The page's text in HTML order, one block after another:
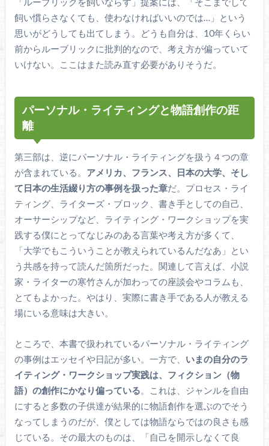
飼い慣らさなくても、使わなければいいのでは…」という
思いがどうしても出てしまう。どうも自分は、10年くらい
前からルーブリックに批判的なので、考え方が偏っていて
いけない。ここはまた読み直す必要がありそうだ。
パーソナル・ライティングと物語創作の距
離
第三部は、逆にパーソナル・ライティングを扱う４つの章
が含まれている。 アメリカ、フランス、日本の大学、そし
て日本の生活綴り方の事例を扱った章だ。プロセス・ライ
ティング、ライターズ・ブロック、書き手としての自己、
オーサーシップなど、ライティング・ワークショップを実
践する僕にとってなじみのある言葉や考え方が多くて、
「大学でもこういうことが教えられているんだなあ」とい
う共感を持って読んだ箇所だった。関連して言えば、小説
家・ライターの寒竹さんが加わっての座談会やコラムも、
とてもよかった。やはり、実際に書き手である人が教える
場にいる意味は大きい。
ところで、本書で扱われているパーソナル・ライティング
の事例はエッセイや日記が多い。一方で、 いまの自分のラ
イティング・ワークショップ実践は、フィクション（物
語）の創作にかなり偏っている。これは、ジャンルを自由
にすると多数の子供達が結果的に物語創作を選ぶのでそう
なってしまうのだが、僕としては物語ならではの良さも感
じている。その最大のものは、「自己を開示しなくて良